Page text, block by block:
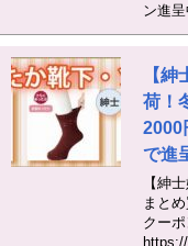
ン進
【
荷！
2000
で進
【紳
まと
クー